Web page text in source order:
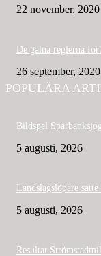
22 november, 2020
De galna reglerna
26 september, 2020
POPULÄRA
Bildspel
5 augusti, 2026
Landslagslöpare
5 augusti, 2026
Resultat